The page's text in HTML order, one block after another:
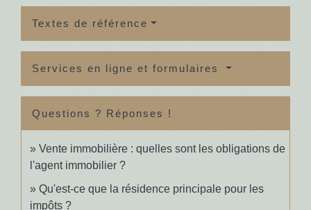
Textes de référence
Services en ligne et formulaires
Questions ? Réponses !
Vente immobilière : quelles sont les obligations de
l'agent immobilier ?
Qu'est-ce que la résidence principale pour les
impôts ?